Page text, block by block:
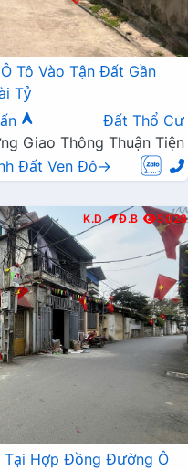
Tô Vào Tận Đất Gần
Tỷ
Đất Thổ Cư
Giao Thông Thuận Tiện
Đất Ven Đô→
K.D Đ.B 5028
Tại Hợp Đồng Đường Ô